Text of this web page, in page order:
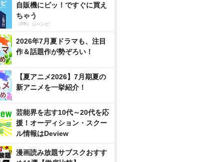
自販機にピッ！ですぐに買え
ちゃう
（PR）ジハンピ
2026年7月夏ドラマも、注目
作＆話題作が勢ぞろい！
【夏アニメ2026】7月期夏の
新アニメを一挙紹介！
芸能界を志す10代～20代を応
援！オーディション・スクー
ル情報はDeview
漫画読み放題サブスクおすす